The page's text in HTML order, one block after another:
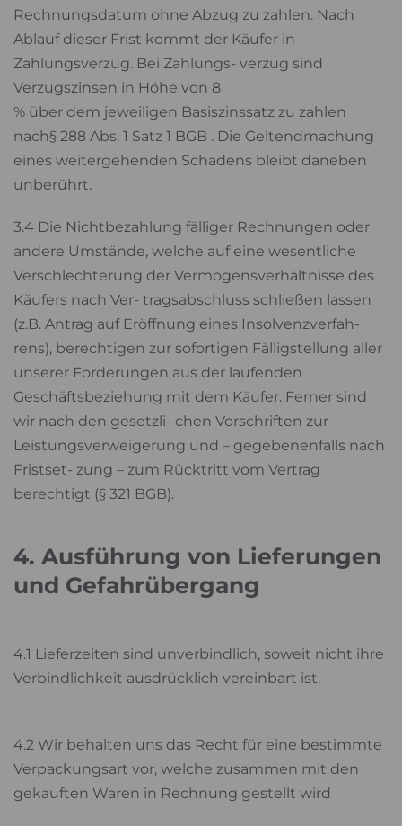
Rechnungsdatum ohne Abzug zu zahlen. Nach
Ablauf dieser Frist kommt der Käufer in
Zahlungsverzug. Bei Zahlungs- verzug sind
Verzugszinsen in Höhe von 8
% über dem jeweiligen Basiszinssatz zu zahlen
nach§ 288 Abs. 1 Satz 1 BGB . Die Geltendmachung
eines weitergehenden Schadens bleibt daneben
unberührt.
3.4 Die Nichtbezahlung fälliger Rechnungen oder
andere Umstände, welche auf eine wesentliche
Verschlechterung der Vermögensverhältnisse des
Käufers nach Ver- tragsabschluss schließen lassen
(z.B. Antrag auf Eröffnung eines Insolvenzverfah-
rens), berechtigen zur sofortigen Fälligstellung aller
unserer Forderungen aus der laufenden
Geschäftsbeziehung mit dem Käufer. Ferner sind
wir nach den gesetzli- chen Vorschriften zur
Leistungsverweigerung und – gegebenenfalls nach
Fristset- zung – zum Rücktritt vom Vertrag
berechtigt (§ 321 BGB).
4. Ausführung von Lieferungen
und Gefahrübergang
4.1 Lieferzeiten sind unverbindlich, soweit nicht ihre
Verbindlichkeit ausdrücklich vereinbart ist.
4.2 Wir behalten uns das Recht für eine bestimmte
Verpackungsart vor, welche zusammen mit den
gekauften Waren in Rechnung gestellt wird